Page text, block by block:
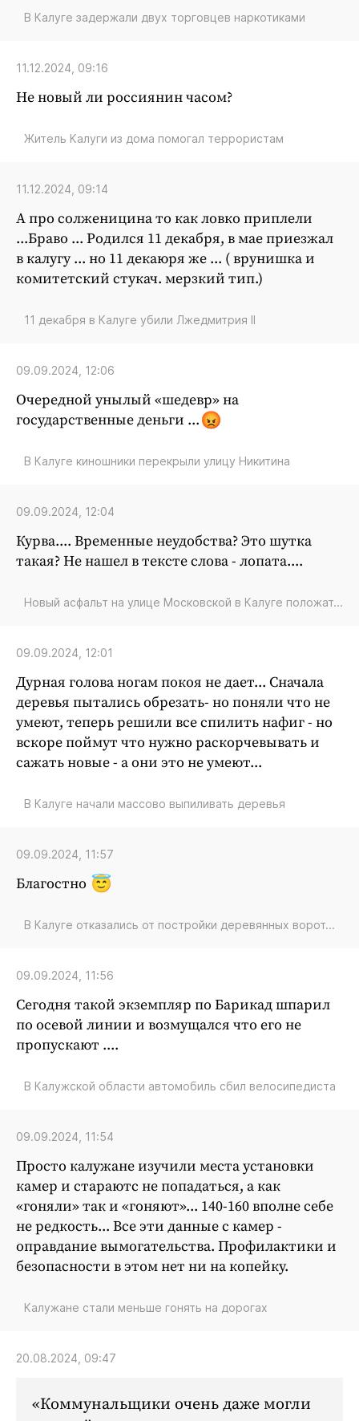
В Калуге задержали двух торговцев наркотиками
11.12.2024, 09:16
Не новый ли россиянин часом?
Житель Калуги из дома помогал террористам
11.12.2024, 09:14
А про солженицина то как ловко приплели
...Браво ... Родился 11 декабря, в мае приезжал
в калугу ... но 11 декаюря же ... ( врунишка и
комитетский стукач. мерзкий тип.)
11 декабря в Калуге убили Лжедмитрия II
09.09.2024, 12:06
Очередной унылый «шедевр» на
государственные деньги ...
В Калуге киношники перекрыли улицу Никитина
09.09.2024, 12:04
Курва.... Временные неудобства? Это шутка
такая? Не нашел в тексте слова - лопата....
Новый асфальт на улице Московской в Калуге положат...
09.09.2024, 12:01
Дурная голова ногам покоя не дает... Сначала
деревья пытались обрезать- но поняли что не
умеют, теперь решили все спилить нафиг - но
вскоре поймут что нужно раскорчевывать и
сажать новые - а они это не умеют...
В Калуге начали массово выпиливать деревья
09.09.2024, 11:57
Благостно
В Калуге отказались от постройки деревянных ворот...
09.09.2024, 11:56
Сегодня такой экземпляр по Барикад шпарил
по осевой линии и возмущался что его не
пропускают ....
В Калужской области автомобиль сбил велосипедиста
09.09.2024, 11:54
Просто калужане изучили места установки
камер и стараютс не попадаться, а как
«гоняли» так и «гоняют»... 140-160 вполне себе
не редкость... Все эти данные с камер -
оправдание вымогательства. Профилактики и
безопасности в этом нет ни на копейку.
Калужане стали меньше гонять на дорогах
20.08.2024, 09:47
Коммунальщики очень даже могли